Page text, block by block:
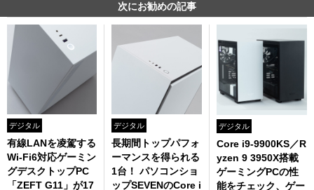
次にお勧めの記事
デジタル
有線LANを凌駕する
Wi-Fi6対応ゲーミン
グデスクトップPC
「ZEFT G11」が17
デジタル
長期間トップパフォ
ーマンスを得られる
1台！ パソコンショ
ップSEVENのCore i
デジタル
Core i9-9900KS／R
yzen 9 3950X搭載
ゲーミングPCの性
能をチェック、ゲー